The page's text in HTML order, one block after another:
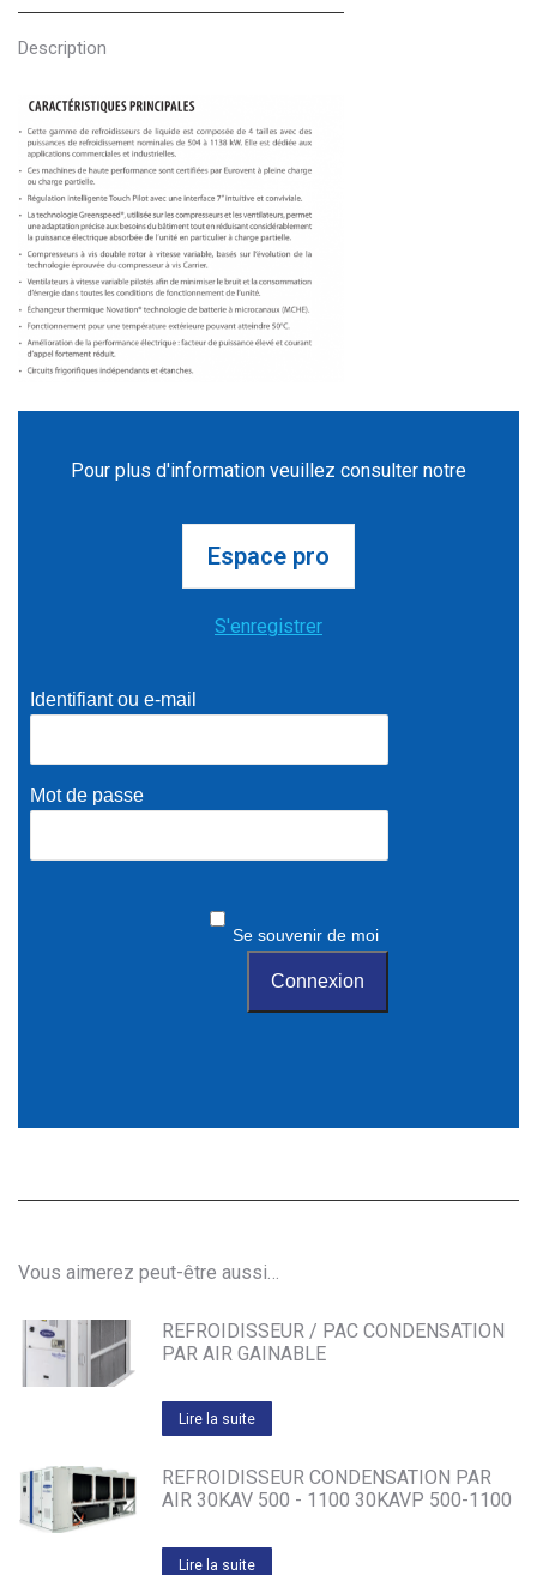
Description
Pour plus d'information veuillez consulter notre
Espace pro
S'enregistrer
Identifiant ou e-mail
Mot de passe
Se souvenir de moi
Vous aimerez peut-être aussi…
REFROIDISSEUR / PAC CONDENSATION
PAR AIR GAINABLE
Lire la suite
REFROIDISSEUR CONDENSATION PAR
AIR 30KAV 500 - 1100 30KAVP 500-1100
Lire la suite